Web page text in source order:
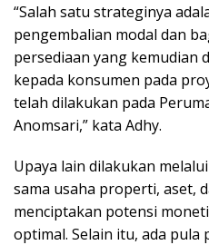
“Salah satu strateginya
pengembalian modal dan
persediaan yang kemudian
kepada konsumen pada
telah dilakukan pada
Anomsari,” kata Adhy.
Upaya lain dilakukan
sama usaha properti, aset,
menciptakan potensi
optimal. Selain itu, ada pula